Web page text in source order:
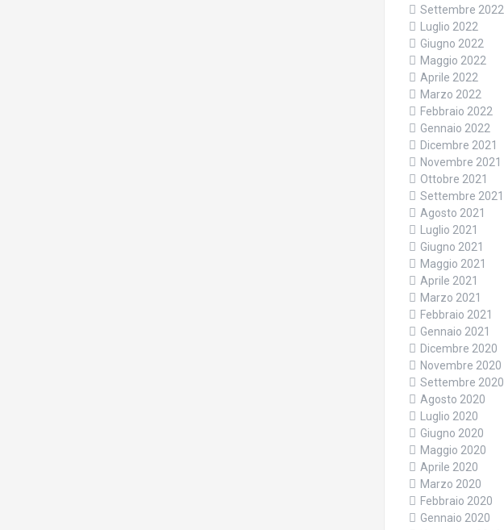
Settembre 2022
Luglio 2022
Giugno 2022
Maggio 2022
Aprile 2022
Marzo 2022
Febbraio 2022
Gennaio 2022
Dicembre 2021
Novembre 2021
Ottobre 2021
Settembre 2021
Agosto 2021
Luglio 2021
Giugno 2021
Maggio 2021
Aprile 2021
Marzo 2021
Febbraio 2021
Gennaio 2021
Dicembre 2020
Novembre 2020
Settembre 2020
Agosto 2020
Luglio 2020
Giugno 2020
Maggio 2020
Aprile 2020
Marzo 2020
Febbraio 2020
Gennaio 2020